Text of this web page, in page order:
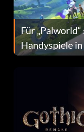
Für
Handyspiele
dafür.